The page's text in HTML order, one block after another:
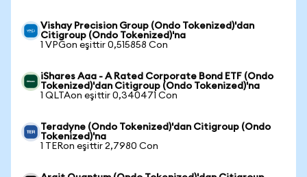
Vishay Precision Group (Ondo Tokenized)'dan
Citigroup (Ondo Tokenized)'na
1 VPGon eşittir 0,515858 Con
iShares Aaa - A Rated Corporate Bond ETF (Ondo
Tokenized)'dan Citigroup (Ondo Tokenized)'na
1 QLTAon eşittir 0,340471 Con
Teradyne (Ondo Tokenized)'dan Citigroup (Ondo
Tokenized)'na
1 TERon eşittir 2,7980 Con